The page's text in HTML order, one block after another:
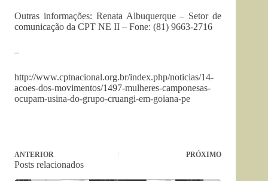
Outras informações: Renata Albuquerque – Setor de
comunicação da CPT NE II – Fone: (81) 9663-2716
–
http://www.cptnacional.org.br/index.php/noticias/14-
acoes-dos-movimentos/1497-mulheres-camponesas-
ocupam-usina-do-grupo-cruangi-em-goiana-pe
ANTERIOR PRÓXIMO
Posts relacionados